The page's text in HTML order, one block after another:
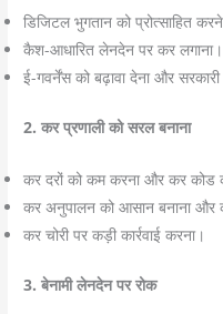
डिजिटल भुगतान को प्रोत्साहित
कैश-आधारित लेनदेन पर कर लगाना।
ई-गवर्नेंस को बढ़ावा देना और
2. कर प्रणाली को सरल बनाना
कर दरों को कम करना और कर कोड
कर अनुपालन को आसान बनाना और
कर चोरी पर कड़ी कार्रवाई करना।
3. बेनामी लेनदेन पर रोक